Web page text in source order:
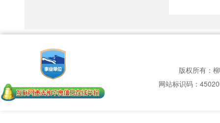
版权所有：
网站标识码：